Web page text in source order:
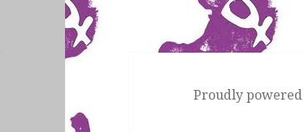
Proudly